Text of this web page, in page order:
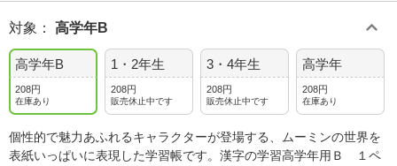
対象 ： 高学年B
高学年B
208円
在庫あり
1・2年生
208円
販売休止中です
3・4年生
208円
販売休止中です
高学年
208円
在庫あり
個性的で魅力あふれるキャラクターが登場する、ムーミンの世界を
表紙いっぱいに表現した学習帳です。漢字の学習高学年用Ｂ １ペ